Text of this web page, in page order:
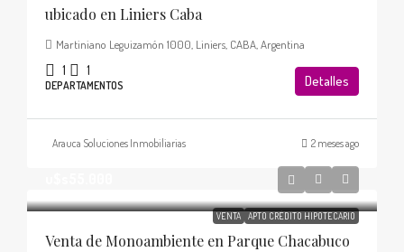
ubicado en Liniers Caba
Martiniano Leguizamón 1000, Liniers, CABA, Argentina
1 1
DEPARTAMENTOS Detalles
Arauca Soluciones Inmobiliarias 2 meses ago
VENTA APTO CRÉDITO HIPOTECARIO
Venta de Monoambiente en Parque Chacabuco